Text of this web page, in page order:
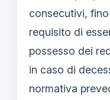
consecutivi,
requisito di
possesso dei
in caso di
normativa